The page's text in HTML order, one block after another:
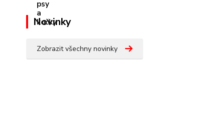
Novinky
Zobrazit všechny novinky